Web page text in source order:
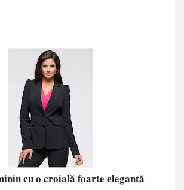
cu o croială foarte elegantă